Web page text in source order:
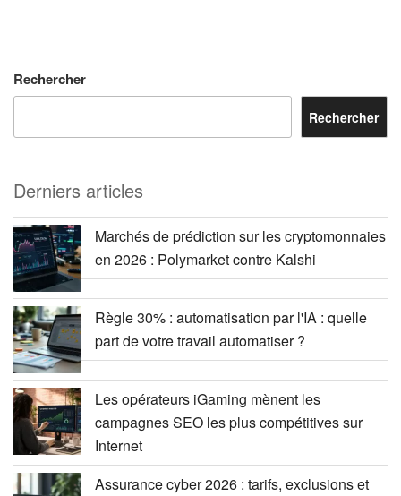
Rechercher
Rechercher
Derniers articles
Marchés de prédiction sur les cryptomonnaies
en 2026 : Polymarket contre Kalshi
Règle 30% : automatisation par l'IA : quelle
part de votre travail automatiser ?
Les opérateurs iGaming mènent les
campagnes SEO les plus compétitives sur
Internet
Assurance cyber 2026 : tarifs, exclusions et